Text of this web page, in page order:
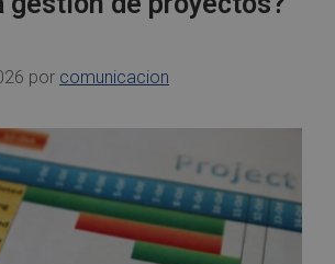
por comunicacion